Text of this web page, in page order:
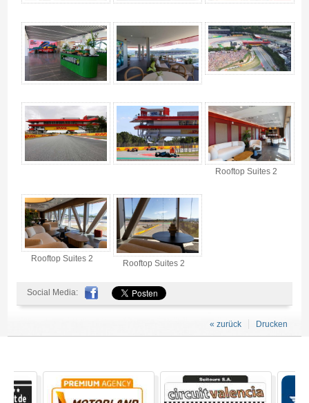
Rooftop Suites 2
Rooftop Suites 2 Rooftop Suites 2
Social Media:
Drucken
« zurück